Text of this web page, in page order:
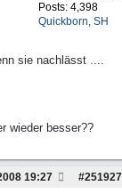
Posts: 4,398
Quickborn, SH
sie nachlässt ....
wieder besser??
#251927
19:27